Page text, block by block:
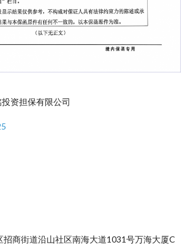
资担保有限公司
招商街道沿山社区南海大道1031号万海大厦C